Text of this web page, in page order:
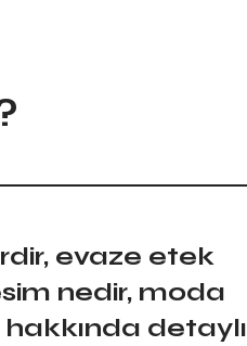
evaze etek
nedir, moda
detaylı